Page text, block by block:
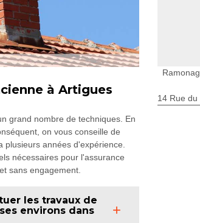
à Artigues
grand nombre de techniques. En
on vous conseille de
années d'expérience.
nécessaires pour l'assurance
sans engagement.
les travaux de
environs dans
14 Rue